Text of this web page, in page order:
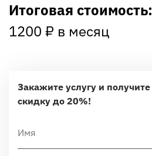
Итоговая стоимость:
1200 ₽ в месяц
Закажите услугу и получите
скидку до 20%!